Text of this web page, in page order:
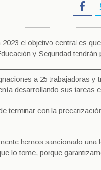
el objetivo central es
y Seguridad tendrán
a 25 trabajadoras y
desarrollando sus tareas
terminar con la
hemos sancionado una
lo tome, porque